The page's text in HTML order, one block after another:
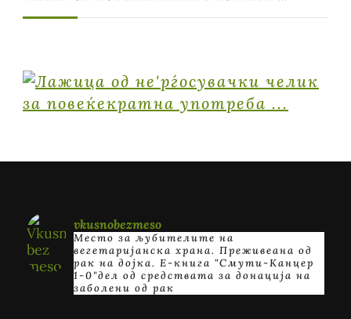
vkusnobezmeso
Место за љубителите на
вегетаријанска храна. Преживеана од
рак на дојка. E-книга "Смути-Канцер
1-0"дел од средствата за донација на
заболени од рак